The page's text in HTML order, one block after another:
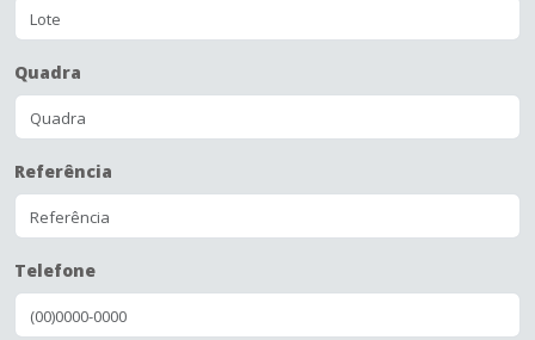
Quadra
Referência
Telefone